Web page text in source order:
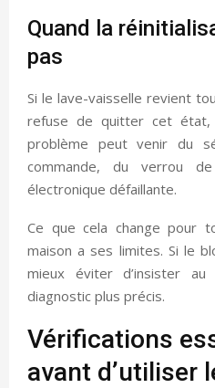
Quand la
pas
Si le lave-vaisselle revient
refuse de quitter cet
problème peut venir du
commande, du verrou
électronique défaillante.
Ce que cela change pour
maison a ses limites. Si le
mieux éviter d’insister
diagnostic plus précis.
Vérifications
avant d’utiliser